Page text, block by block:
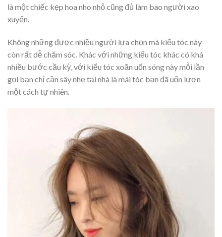
là một chiếc kẹp hoa nho nhỏ cũng đủ làm bao người xao
xuyến.
Không những được nhiều người lựa chọn mà kiểu tóc này
còn rất dễ chăm sóc. Khác với những kiểu tóc khác có khá
nhiều bước cầu kỳ, với kiểu tóc xoăn uốn sóng này mỗi lần
gọi bạn chỉ cần sây nhẹ tại nhà là mái tóc bạn đã uốn lượn
một cách tự nhiên.